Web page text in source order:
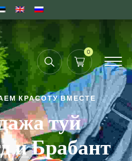
0
КРАСОТУ ВМЕСТЕ
туй
и Брабант